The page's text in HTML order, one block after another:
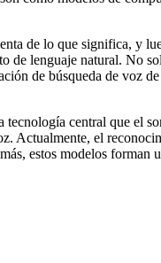
de lo que significa, y
lenguaje natural. No
de búsqueda de voz
central que el
Actualmente, el
estos modelos forman